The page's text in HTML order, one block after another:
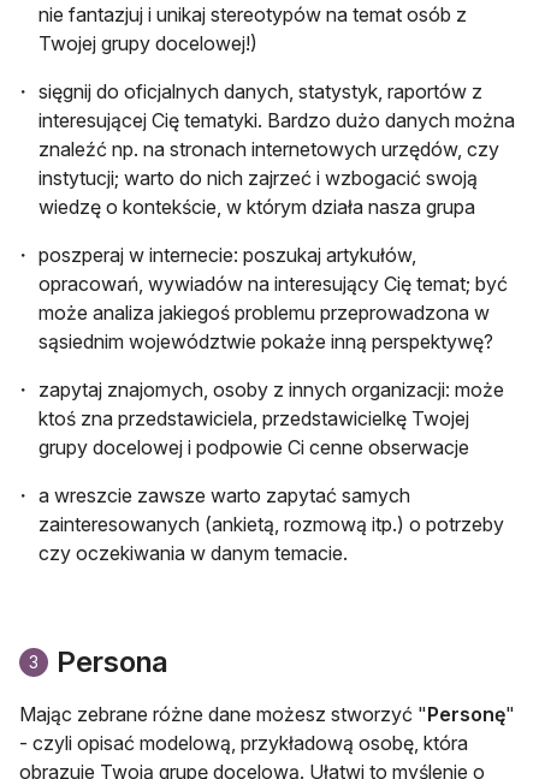
nie fantazjuj i unikaj stereotypów na temat osób z
Twojej grupy docelowej!)
sięgnij do oficjalnych danych, statystyk, raportów z
interesującej Cię tematyki. Bardzo dużo danych można
znaleźć np. na stronach internetowych urzędów, czy
instytucji; warto do nich zajrzeć i wzbogacić swoją
wiedzę o kontekście, w którym działa nasza grupa
poszperaj w internecie: poszukaj artykułów,
opracowań, wywiadów na interesujący Cię temat; być
może analiza jakiegoś problemu przeprowadzona w
sąsiednim województwie pokaże inną perspektywę?
zapytaj znajomych, osoby z innych organizacji: może
ktoś zna przedstawiciela, przedstawicielkę Twojej
grupy docelowej i podpowie Ci cenne obserwacje
a wreszcie zawsze warto zapytać samych
zainteresowanych (ankietą, rozmową itp.) o potrzeby
czy oczekiwania w danym temacie.
3 Persona
Mając zebrane różne dane możesz stworzyć "Personę"
- czyli opisać modelową, przykładową osobę, która
obrazuje Twoją grupę docelową. Ułatwi to myślenie o